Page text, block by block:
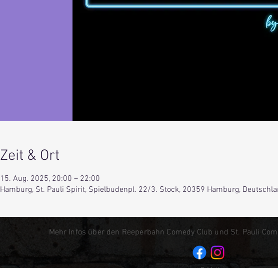
Zeit & Ort
15. Aug. 2025, 20:00 – 22:00
Hamburg, St. Pauli Spirit, Spielbudenpl. 22/3. Stock, 20359 Hamburg,
Mehr Infos über den Reeperbahn Comedy Club und St. Pauli